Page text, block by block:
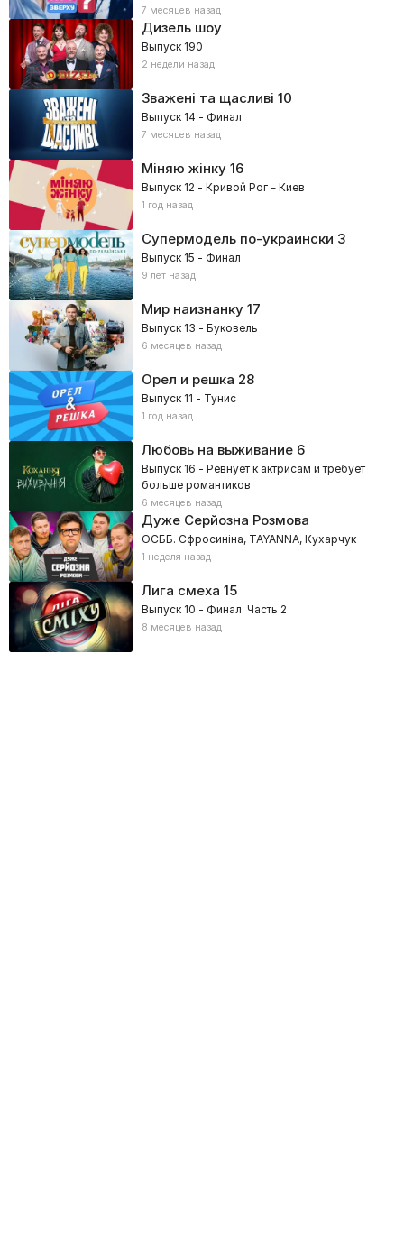
7 месяцев назад
Дизель шоу
Выпуск 190
2 недели назад
Зважені та щасливі 10
Выпуск 14 - Финал
7 месяцев назад
Міняю жінку16
Выпуск 12 - Кривой Рог – Киев
1 год назад
Супермодель по-украински 3
Выпуск 15 - Финал
9 лет назад
Мир наизнанку17
Выпуск 13 - Буковель
6 месяцев назад
Орел и решка 28
Выпуск 11 - Тунис
1 год назад
Любовь на выживание6
Выпуск 16 - Ревнует к актрисам и требует
больше романтиков
6 месяцев назад
Дуже Серйозна Розмова
ОСББ. Єфросиніна, TAYANNA, Кухарчук
1 неделя назад
Лига смеха 15
Выпуск 10 - Финал. Часть 2
8 месяцев назад